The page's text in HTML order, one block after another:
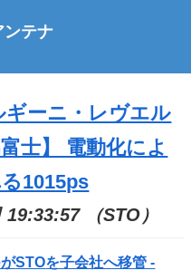
ンテナ
ギーニ・レヴエル
士】 電動化によ
1015ps
（STO）
STOを子会社へ移管 -